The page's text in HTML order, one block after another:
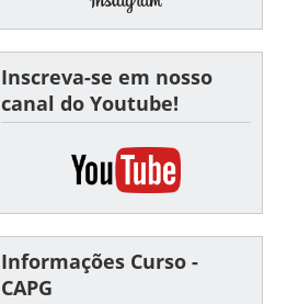
Inscreva-se em nosso
canal do Youtube!
Informações Curso -
CAPG